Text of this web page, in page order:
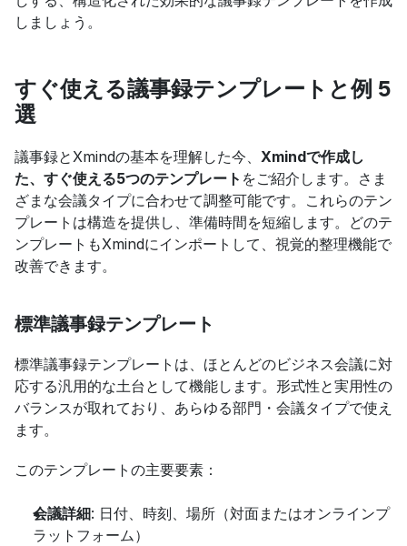
しましょう。
すぐ使える議事録テンプレートと例 5
選
議事録とXmindの基本を理解した今、 Xmindで作成し
た、すぐ使える5つのテンプレート をご紹介します。さま
ざまな会議タイプに合わせて調整可能です。これらのテン
プレートは構造を提供し、準備時間を短縮します。どのテ
ンプレートもXmindにインポートして、視覚的整理機能で
改善できます。
標準議事録テンプレート
標準議事録テンプレートは、ほとんどのビジネス会議に対
応する汎用的な土台として機能します。形式性と実用性の
バランスが取れており、あらゆる部門・会議タイプで使え
ます。
このテンプレートの主要要素：
会議詳細: 日付、時刻、場所（対面またはオンラインプ
ラットフォーム）